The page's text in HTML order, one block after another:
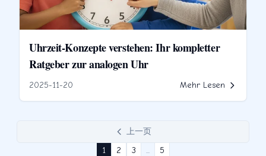
Uhrzeit-Konzepte verstehen: Ihr kompletter
Ratgeber zur analogen Uhr
2025-11-20 Mehr Lesen
上一页
1
2 3 ...
5